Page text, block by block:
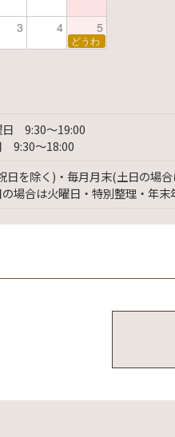
会
3 4 5
どうわ
日 9:30〜19:00
9:30〜18:00
日を除く)・毎月月末(土日の場
場合は火曜日・特別整理・年末